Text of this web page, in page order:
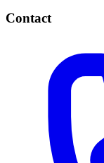
Contact